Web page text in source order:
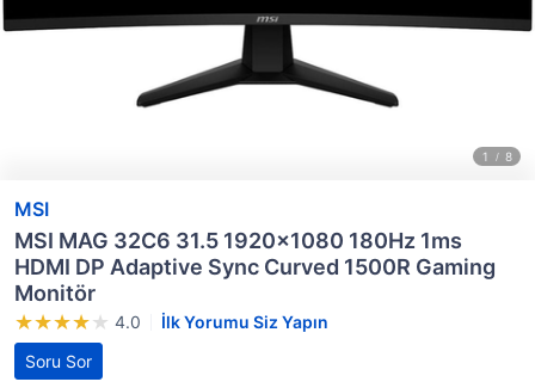
MSI
MSI MAG 32C6 31.5 1920x1080 180Hz 1ms
HDMI DP Adaptive Sync Curved 1500R Gaming
Monitör
4.0
İlk Yorumu Siz Yapın
Soru Sor